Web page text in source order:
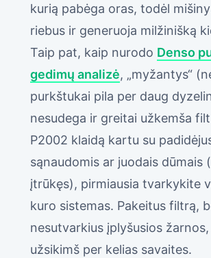
kurią pabėga oras, todėl
riebus ir generuoja milžinišką
Taip pat, kaip nurodo Denso
gedimų analizė, „myžantys“
purkštukai pila per daug
nesudega ir greitai užkemša
P2002 klaidą kartu su
sąnaudomis ar juodais dūmais
įtrūkęs), pirmiausia tvarkykite
kuro sistemas. Pakeitus filtrą,
nesutvarkius įplyšusios
užsikimš per kelias savaites.